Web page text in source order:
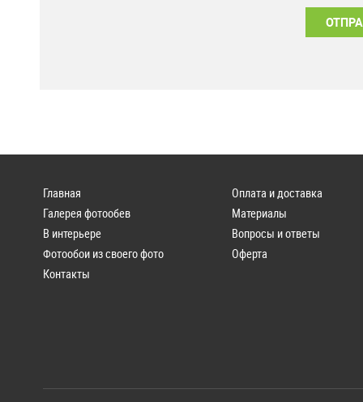
Главная
Галерея фотообев
В интерьере
Фотообои из своего фото
Контакты
Оплата и доставка
Материалы
Вопросы и ответы
Оферта